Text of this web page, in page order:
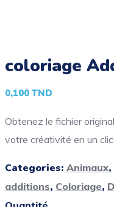
coloriage
0,100 TND
Obtenez le fichier
votre créativité en un clic!
Categories: Animaux,
additions, Coloriage,